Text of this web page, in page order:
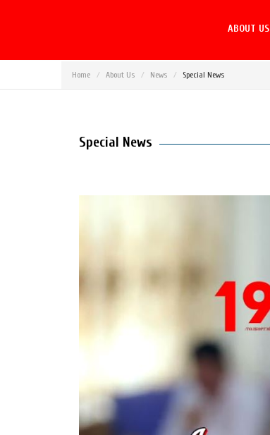
ABOUT US
Home About Us News Special News
Special News